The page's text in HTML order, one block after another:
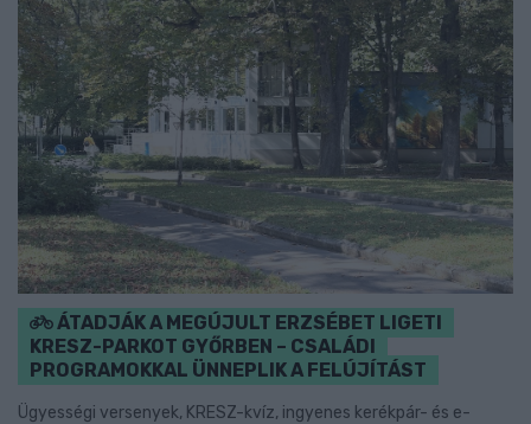
ÁTADJÁK A MEGÚJULT ERZSÉBET LIGETI
KRESZ-PARKOT GYŐRBEN – CSALÁDI
PROGRAMOKKAL ÜNNEPLIK A FELÚJÍTÁST
Ügyességi versenyek, KRESZ-kvíz, ingyenes kerékpár- és e-